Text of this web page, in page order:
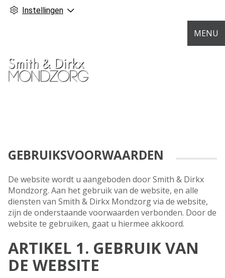
Instellingen
MENU
GEBRUIKSVOORWAARDEN
De website wordt u aangeboden door Smith & Dirkx
Mondzorg. Aan het gebruik van de website, en alle
diensten van Smith & Dirkx Mondzorg via de website,
zijn de onderstaande voorwaarden verbonden. Door de
website te gebruiken, gaat u hiermee akkoord.
ARTIKEL 1. GEBRUIK VAN
DE WEBSITE